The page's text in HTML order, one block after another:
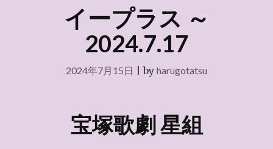
イープラス ～
2024.7.17
2024年7月15日 |by harugotatsu
宝塚歌劇 星組